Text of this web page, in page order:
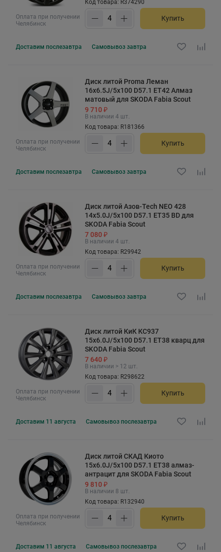
Оплата при получении
Челябинск
Код товара: R374290
Купить
Доставим послезавтра Самовывоз завтра
Оплата при получении
Челябинск
Диск литой Proma Леман
16x6.5J/5x100 D57.1 ET42 Алмаз
матовый для SKODA Fabia Scout
9 710 ₽
В наличии 4 шт.
Код товара: R181366
Купить
Доставим послезавтра Самовывоз завтра
Оплата при получении
Челябинск
Диск литой Азов-Tech NEO 428
14x5.0J/5x100 D57.1 ET35 BD для
SKODA Fabia Scout
7 080 ₽
В наличии 4 шт.
Код товара: R29942
Купить
Доставим послезавтра Самовывоз завтра
Оплата при получении
Челябинск
Диск литой КиК КС937
15x6.0J/5x100 D57.1 ET38 кварц для
SKODA Fabia Scout
7 640 ₽
В наличии > 12 шт.
Код товара: R298622
Купить
Доставим 11 августа Самовывоз послезавтра
Оплата при получении
Челябинск
Диск литой СКАД Киото
15x6.0J/5x100 D57.1 ET38 алмаз-
антрацит для SKODA Fabia Scout
9 810 ₽
В наличии 8 шт.
Код товара: R132940
Купить
Доставим 11 августа Самовывоз послезавтра